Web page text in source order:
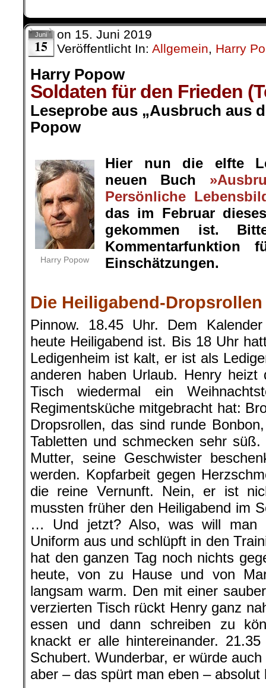
Juni
15
on 15. Juni 2019
Veröffentlicht In: Allgemein, Harry
Harry Popow
Soldaten für den Frieden
Leseprobe aus „Ausbruch aus
Popow
Harry Popow
Hier nun die elfte
neuen Buch
Persönliche
das im Februar
gekommen ist.
Einschätzungen.
Die Heiligabend-Dropsrollen
Pinnow. 18.45 Uhr. Dem
heute Heiligabend ist. Bis 18 Uhr
Ledigenheim ist kalt, er ist als
anderen haben Urlaub. Henry
Tisch wiedermal ein
Regimentsküche mitgebracht hat:
Dropsrollen, das sind runde
Tabletten und schmecken sehr
Mutter, seine Geschwister
werden. Kopfarbeit gegen
die reine Vernunft. Nein, er ist
mussten früher den Heiligabend im
… Und jetzt? Also, was will man
Uniform aus und schlüpft in den
hat den ganzen Tag noch nichts
heute, von zu Hause und von
langsam warm. Den mit einer
verzierten Tisch rückt Henry ganz
essen und dann schreiben zu
knackt er alle hintereinander.
Schubert. Wunderbar, er würde
aber – das spürt man eben – absolut